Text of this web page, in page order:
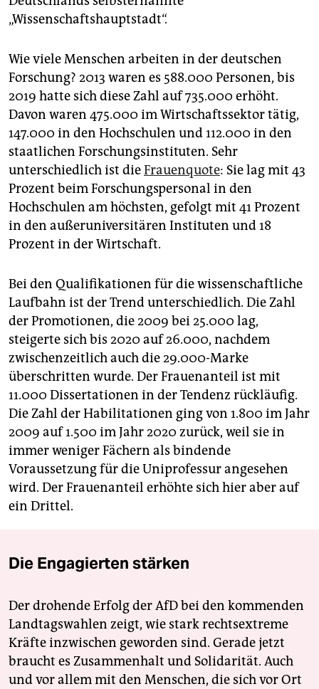
„Wissenschaftshauptstadt“.
Wie viele Menschen arbeiten in der deutschen
Forschung? 2013 waren es 588.000 Personen, bis
2019 hatte sich diese Zahl auf 735.000 erhöht.
Davon waren 475.000 im Wirtschaftssektor tätig,
147.000 in den Hochschulen und 112.000 in den
staatlichen Forschungsinstituten. Sehr
unterschiedlich ist dieFrauenquote: Sie lag mit 43
Prozent beim Forschungspersonal in den
Hochschulen am höchsten, gefolgt mit 41 Prozent
in den außeruniversitären Instituten und 18
Prozent in der Wirtschaft.
Bei den Qualifikationen für die wissenschaftliche
Laufbahn ist der Trend unterschiedlich. Die Zahl
der Promotionen, die 2009 bei 25.000 lag,
steigerte sich bis 2020 auf 26.000, nachdem
zwischenzeitlich auch die 29.000-Marke
überschritten wurde. Der Frauenanteil ist mit
11.000 Dissertationen in der Tendenz rückläufig.
Die Zahl der Habilitationen ging von 1.800 im Jahr
2009 auf 1.500 im Jahr 2020 zurück, weil sie in
immer weniger Fächern als bindende
Voraussetzung für die Uniprofessur angesehen
wird. Der Frauenanteil erhöhte sich hier aber auf
ein Drittel.
Die Engagierten stärken
Der drohende Erfolg der AfD bei den kommenden
Landtagswahlen zeigt, wie stark rechtsextreme
Kräfte inzwischen geworden sind. Gerade jetzt
braucht es Zusammenhalt und Solidarität. Auch
und vor allem mit den Menschen, die sich vor Ort